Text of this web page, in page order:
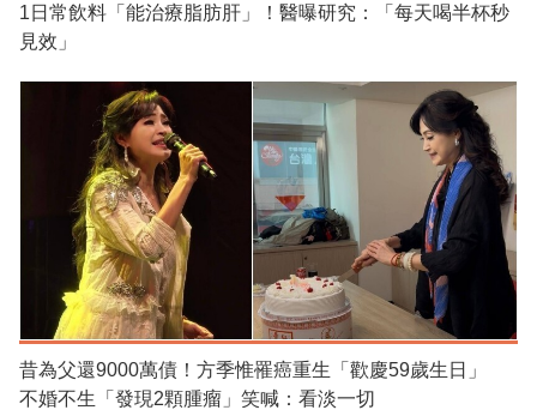
1日常飲料「能治療脂肪肝」！醫曝研究：「每天喝半杯秒
見效」
昔為父還9000萬債！方季惟罹癌重生「歡慶59歲生日」
不婚不生「發現2顆腫瘤」笑喊：看淡一切